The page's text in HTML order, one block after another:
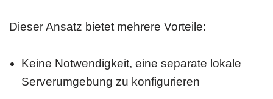
Dieser Ansatz bietet mehrere Vorteile:
Keine Notwendigkeit, eine separate lokale
Serverumgebung zu konfigurieren